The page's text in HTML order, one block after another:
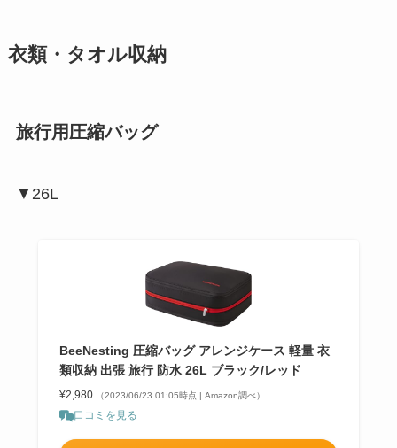
衣類・タオル収納
旅行用圧縮バッグ
▼26L
BeeNesting 圧縮バッグ アレンジケース 軽量 衣
類収納 出張 旅行 防水 26L ブラック/レッド
¥2,980 （2023/06/23 01:05時点 | Amazon調べ）
口コミを見る